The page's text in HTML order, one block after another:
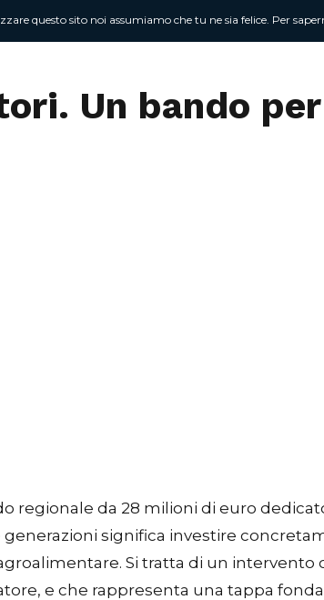
Chi sono Attività
Un bando per
regionale da 28 milioni di euro
significa investire
Si tratta di un
e che rappresenta una tappa
questo sito noi assumiamo che tu ne sia felice. Per